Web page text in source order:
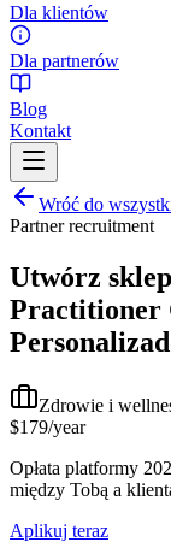
Dla klientów
Dla partnerów
Blog
Kontakt
Wróć do
Partner recruitment
Utwórz
Practitioner
Zdrowie i
$179/year
Opłata platformy
między Tobą a
Aplikuj teraz